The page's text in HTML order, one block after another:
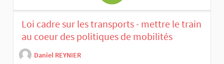
Loi cadre sur les transports - mettre le train
au coeur des politiques de mobilités
Daniel REYNIER